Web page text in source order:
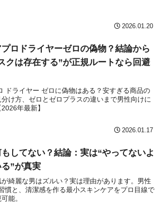
2026.01.20
ロドライヤーゼロの偽物？結論から
クは存在する”が正規ルートなら回避
ドライヤー ゼロに偽物はある？安すぎる商品の
け方、ゼロとゼロプラスの違いまで男性向けに
年最新】
2026.01.17
してない？結論：実は“やってないよ
”が真実
綺麗な男はズルい？実は理由があります。男性
慣と、清潔感を作る最小スキンケアをプロ目線で
能。